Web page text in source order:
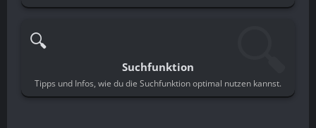
🔍
Suchfunktion
Tipps und Infos, wie du die Suchfunktion optimal nutzen kannst.